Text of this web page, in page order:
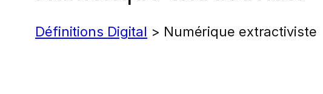
Définitions Digital > Numérique extractiviste